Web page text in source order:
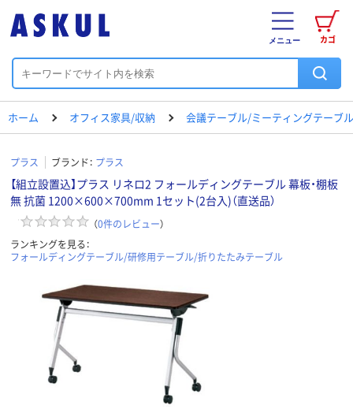
カゴ
メニュー
ホーム オフィス家具/収納 会議テーブル/ミーティングテーブル
プラス ブランド： プラス
【組立設置込】プラス リネロ2 フォールディングテーブル 幕板・棚板
無 抗菌 1200×600×700mm 1セット(2台入)（直送品）
（0件のレビュー）
ランキングを見る：
フォールディングテーブル/研修用テーブル/折りたたみテーブル